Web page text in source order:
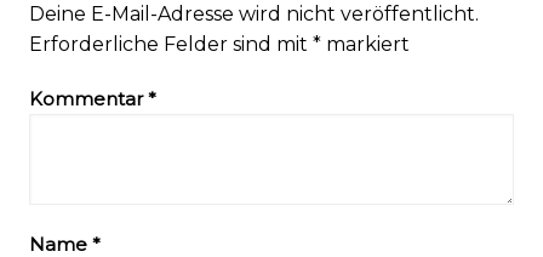
Deine E-Mail-Adresse wird nicht veröffentlicht.
Erforderliche Felder sind mit *markiert
Kommentar*
Name *